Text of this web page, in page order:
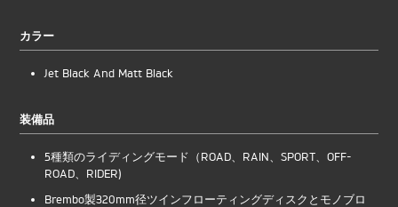
カラー
Jet Black And Matt Black
装備品
5種類のライディングモード（ROAD、RAIN、SPORT、OFF-
ROAD、RIDER)
Brembo製320mm径ツインフローティングディスクとモノブロ